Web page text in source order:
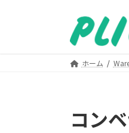
ホーム
コン